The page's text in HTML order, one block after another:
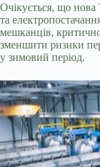
Очікується, що
та
мешканців,
зменшити ризики
у зимовий період.